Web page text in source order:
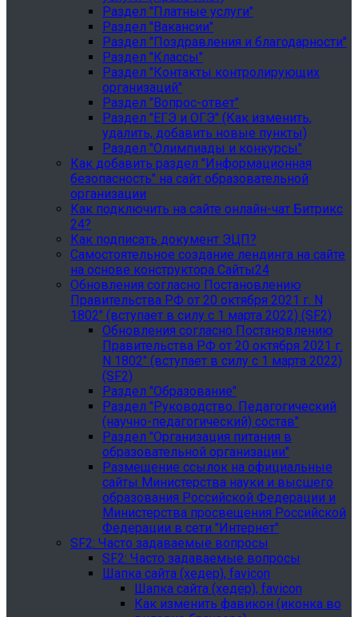
Раздел "Платные услуги"
Раздел "Вакансии"
Раздел "Поздравления и благодарности"
Раздел "Классы"
Раздел "Контакты контролирующих
организаций"
Раздел "Вопрос-ответ"
Раздел "ЕГЭ и ОГЭ" (Как изменить,
удалить, добавить новые пункты)
Раздел "Олимпиады и конкурсы"
Как добавить раздел "Информационная
безопасность" на сайт образовательной
организации
Как подключить на сайте онлайн-чат Битрикс
24?
Как подписать документ ЭЦП?
Самостоятельное создание лендинга на сайте
на основе конструктора Сайты24
Обновления согласно Постановлению
Правительства РФ от 20 октября 2021 г. N
1802" (вступает в силу с 1 марта 2022) (SF2)
Обновления согласно Постановлению
Правительства РФ от 20 октября 2021 г.
N 1802" (вступает в силу с 1 марта 2022)
(SF2)
Раздел "Образование"
Раздел "Руководство. Педагогический
(научно-педагогический) состав"
Раздел "Организация питания в
образовательной организации"
Размещение ссылок на официальные
сайты Министерства науки и высшего
образования Российской Федерации и
Министерства просвещения Российской
Федерации в сети "Интернет"
SF2: Часто задаваемые вопросы
SF2: Часто задаваемые вопросы
Шапка сайта (хедер), favicon
Шапка сайта (хедер), favicon
Как изменить фавикон (иконка во